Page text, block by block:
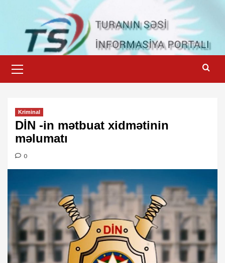
content
Menu
Kriminal
DİN -in mətbuat xidmətinin
məlumatı
0